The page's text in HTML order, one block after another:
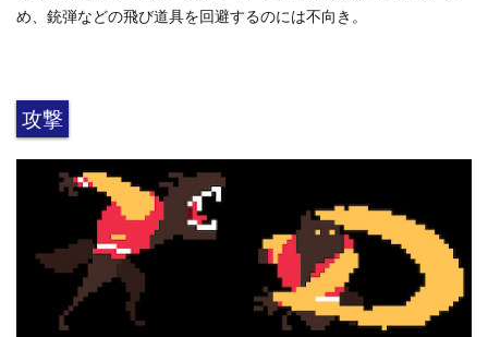
め、銃弾などの飛び道具を回避するのには不向き。
攻撃